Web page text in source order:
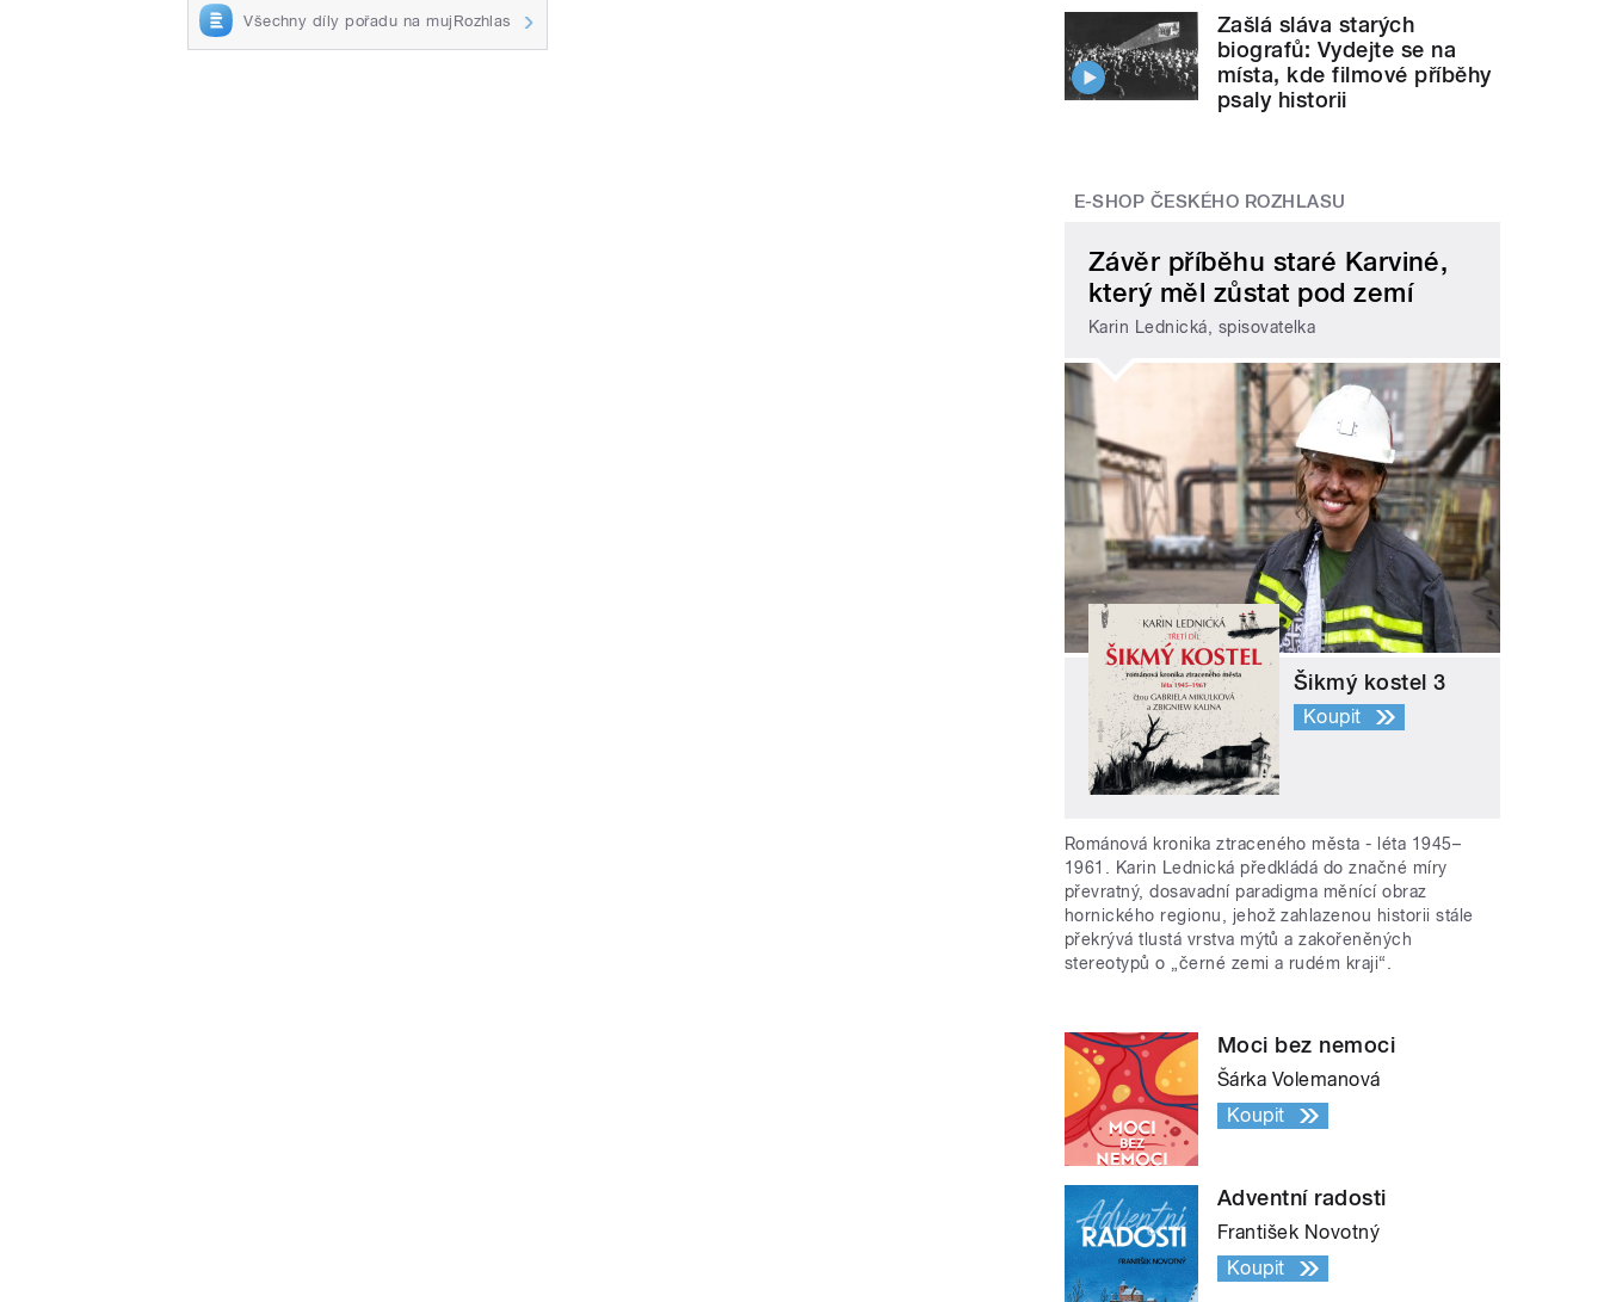
Všechny díly pořadu na mujRozhlas
Zašlá sláva starých
biografů: Vydejte se na
místa, kde filmové příběhy
psaly historii
E-SHOP ČESKÉHO ROZHLASU
Závěr příběhu staré Karviné,
který měl zůstat pod zemí
Karin Lednická, spisovatelka
Šikmý kostel 3
Koupit
Románová kronika ztraceného města - léta 1945–
1961. Karin Lednická předkládá do značné míry
převratný, dosavadní paradigma měnící obraz
hornického regionu, jehož zahlazenou historii stále
překrývá tlustá vrstva mýtů a zakořeněných
stereotypů o „černé zemi a rudém kraji“.
Moci bez nemoci
Šárka Volemanová
Koupit
Adventní radosti
František Novotný
Koupit